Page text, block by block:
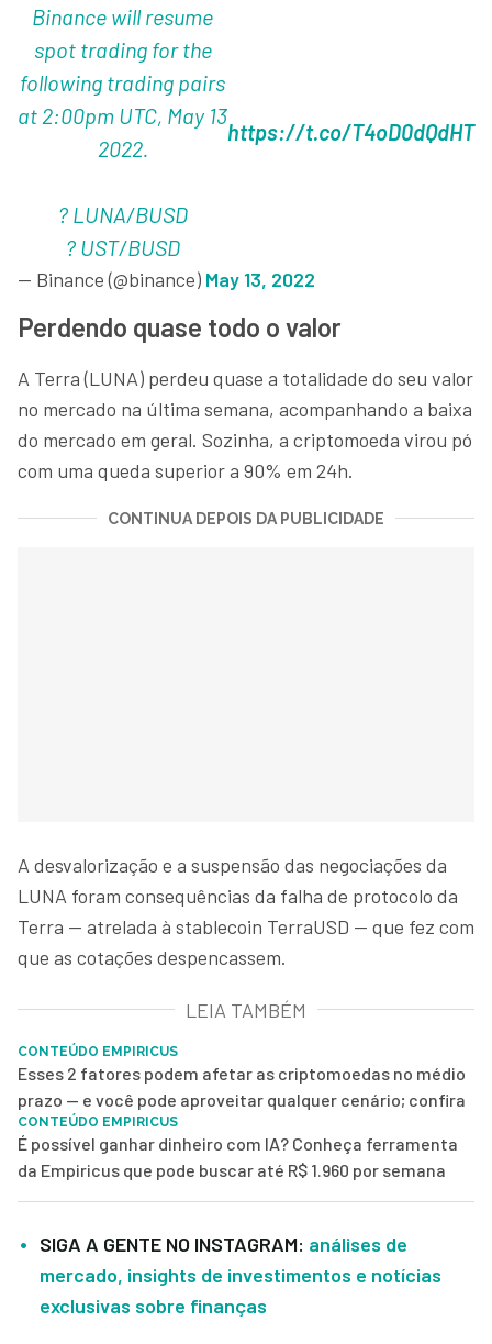
Binance will resume
spot trading for the
following trading pairs
at 2:00pm UTC, May 13
2022.
? LUNA/BUSD
? UST/BUSD
https://t.co/T4oD0dQdHT
— Binance (@binance) May 13, 2022
Perdendo quase todo o valor
A Terra (LUNA) perdeu quase a totalidade do seu valor
no mercado na última semana, acompanhando a baixa
do mercado em geral. Sozinha, a criptomoeda virou pó
com uma queda superior a 90% em 24h.
CONTINUA DEPOIS DA PUBLICIDADE
A desvalorização e a suspensão das negociações da
LUNA foram consequências da falha de protocolo da
Terra — atrelada à stablecoin TerraUSD — que fez com
que as cotações despencassem.
LEIA TAMBÉM
CONTEÚDO EMPIRICUS
Esses 2 fatores podem afetar as criptomoedas no médio
prazo — e você pode aproveitar qualquer cenário; confira
CONTEÚDO EMPIRICUS
É possível ganhar dinheiro com IA? Conheça ferramenta
da Empiricus que pode buscar até R$ 1.960 por semana
SIGA A GENTE NO INSTAGRAM: análises de
mercado, insights de investimentos e notícias
exclusivas sobre finanças